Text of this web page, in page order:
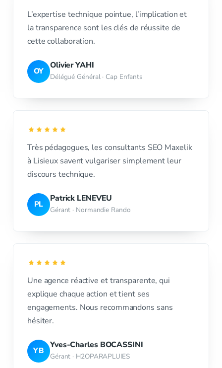
L’expertise technique pointue, l’implication et
la transparence sont les clés de réussite de
cette collaboration.
OY
Olivier YAHI
Délégué Général · Cap Enfants
Très pédagogues, les consultants SEO Maxelik
à Lisieux savent vulgariser simplement leur
discours technique.
PL
Patrick LENEVEU
Gérant · Normandie Rando
Une agence réactive et transparente, qui
explique chaque action et tient ses
engagements. Nous recommandons sans
hésiter.
YB
Yves-Charles BOCASSINI
Gérant · H2OPARAPLUIES